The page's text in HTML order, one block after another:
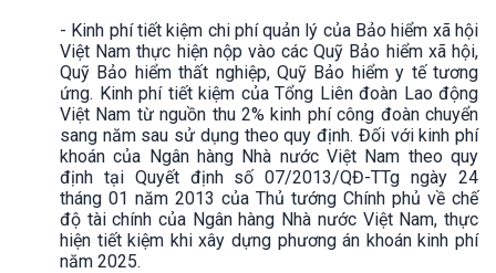
- Kinh phí tiết kiệm chi phí quản lý của Bảo hiểm xã hội
Việt Nam thực hiện nộp vào các Quỹ Bảo hiểm xã hội,
Quỹ Bảo hiểm thất nghiệp, Quỹ Bảo hiểm y tế tương
ứng. Kinh phí tiết kiệm của Tổng Liên đoàn Lao động
Việt Nam từ nguồn thu 2% kinh phí công đoàn chuyển
sang năm sau sử dụng theo quy định. Đối với kinh phí
khoán của Ngân hàng Nhà nước Việt Nam theo quy
định tại Quyết định số 07/2013/QĐ-TTg ngày 24
tháng 01 năm 2013 của Thủ tướng Chính phủ về chế
độ tài chính của Ngân hàng Nhà nước Việt Nam, thực
hiện tiết kiệm khi xây dựng phương án khoán kinh phí
năm 2025.